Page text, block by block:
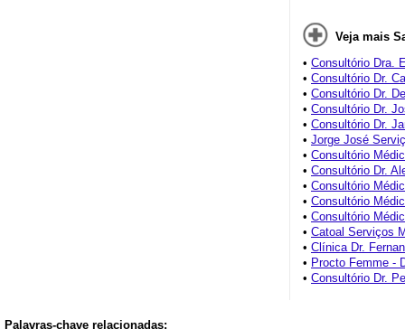
Veja mais
• Consultório Dra.
• Consultório Dr.
• Consultório Dr.
• Consultório Dr.
• Consultório Dr.
• Jorge José
• Consultório
• Consultório Dr.
• Consultório
• Consultório
• Consultório
• Catoal Serviços
• Clínica Dr.
• Procto Femme -
• Consultório Dr.
Palavras-chave relacionadas: